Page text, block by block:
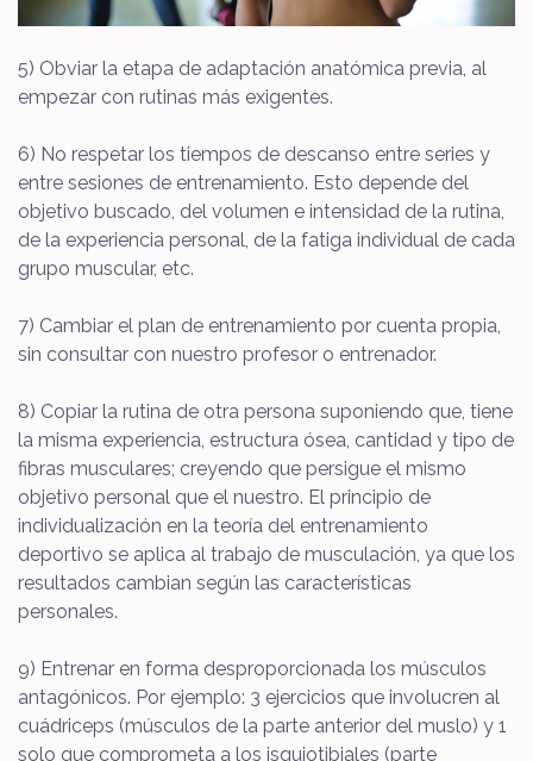
5) Obviar la etapa de adaptación anatómica previa, al
empezar con rutinas más exigentes.
6) No respetar los tiempos de descanso entre series y
entre sesiones de entrenamiento. Esto depende del
objetivo buscado, del volumen e intensidad de la rutina,
de la experiencia personal, de la fatiga individual de cada
grupo muscular, etc.
7) Cambiar el plan de entrenamiento por cuenta propia,
sin consultar con nuestro profesor o entrenador.
8) Copiar la rutina de otra persona suponiendo que, tiene
la misma experiencia, estructura ósea, cantidad y tipo de
fibras musculares; creyendo que persigue el mismo
objetivo personal que el nuestro. El principio de
individualización en la teoría del entrenamiento
deportivo se aplica al trabajo de musculación, ya que los
resultados cambian según las características
personales.
9) Entrenar en forma desproporcionada los músculos
antagónicos. Por ejemplo: 3 ejercicios que involucren al
cuádriceps (músculos de la parte anterior del muslo) y 1
solo que comprometa a los isquiotibiales (parte